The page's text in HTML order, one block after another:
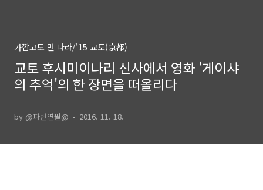
가깝고도 먼 나라/'15 교토(京都)
교토 후시미이나리 신사에서 영화 '게이샤
의 추억'의 한 장면을 떠올리다
by @파란연필@ 2016. 11. 18.